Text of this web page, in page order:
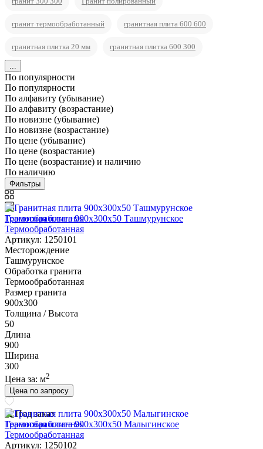
гранит термообработанный гранитная плита 600 600
гранитная плитка 20 мм гранитная плитка 600 300
...
По популярности
По популярности
По алфавиту (убывание)
По алфавиту (возрастание)
По новизне (убывание)
По новизне (возрастание)
По цене (убывание)
По цене (возрастание)
По цене (возрастание) и наличию
По наличию
Фильтры
Гранитная плита 900х300x50 Ташмурунское
Термообработанная
Артикул: 1250101
Месторождение
Ташмурунское
Обработка гранита
Термообработанная
Размер гранита
900х300
Толщина / Высота
50
Длина
900
Ширина
300
Цена за: м2
Цена по запросу
Под заказ
Гранитная плита 900х300x50 Малыгинское
Термообработанная
Артикул: 1250102